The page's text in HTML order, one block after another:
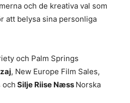
och de kreativa val som
att belysa sina personliga
och Palm Springs
, New Europe Film Sales,
och Silje Riise Næss Norska